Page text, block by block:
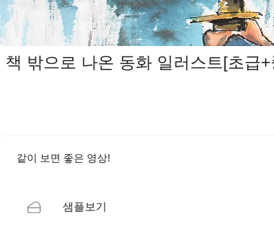
책 밖으로 나온 동화 일러스트[초급
같이 보면 좋은 영상!
샘플보기